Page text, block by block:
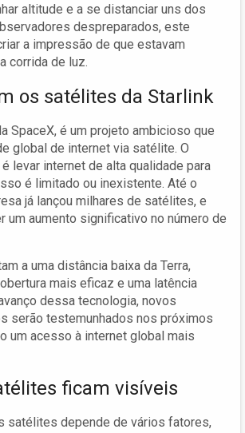
altitude e a se distanciar uns dos
despreparados, este
a impressão de que estavam
corrida de luz.
os satélites da Starlink
SpaceX, é um projeto ambicioso que
global de internet via satélite. O
levar internet de alta qualidade para
é limitado ou inexistente. Até o
já lançou milhares de satélites, e
um aumento significativo no número de
a uma distância baixa da Terra,
mais eficaz e uma latência
dessa tecnologia, novos
serão testemunhados nos próximos
um acesso à internet global mais
ficam visíveis
satélites depende de vários fatores,